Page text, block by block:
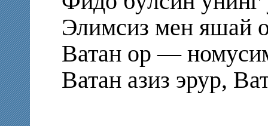
Элимсиз мен яшай
Ватан ор —
Ватан азиз эрур,